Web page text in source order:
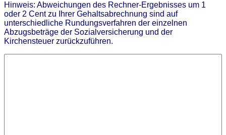
Hinweis: Abweichungen des Rechner-Ergebnisses um 1
oder 2 Cent zu Ihrer Gehaltsabrechnung sind auf
unterschiedliche Rundungsverfahren der einzelnen
Abzugsbeträge der Sozialversicherung und der
Kirchensteuer zurückzuführen.